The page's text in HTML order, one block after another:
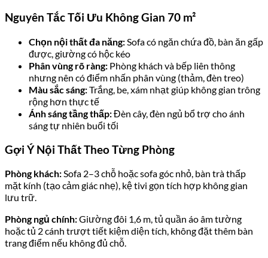
Nguyên Tắc Tối Ưu Không Gian 70 m²
Chọn nội thất đa năng:Sofa có ngăn chứa đồ, bàn ăn gấp
được, giường có hộc kéo
Phân vùng rõ ràng: Phòng khách và bếp liên thông
nhưng nên có điểm nhấn phân vùng (thảm, đèn treo)
Màu sắc sáng:Trắng, be, xám nhạt giúp không gian trông
rộng hơn thực tế
Ánh sáng tầng thấp:Đèn cây, đèn ngủ bổ trợ cho ánh
sáng tự nhiên buổi tối
Gợi Ý Nội Thất Theo Từng Phòng
Phòng khách:Sofa 2–3 chỗ hoặc sofa góc nhỏ, bàn trà thấp
mặt kính (tạo cảm giác nhẹ), kệ tivi gọn tích hợp không gian
lưu trữ.
Phòng ngủ chính:Giường đôi 1,6 m, tủ quần áo âm tường
hoặc tủ 2 cánh trượt tiết kiệm diện tích, không đặt thêm bàn
trang điểm nếu không đủ chỗ.